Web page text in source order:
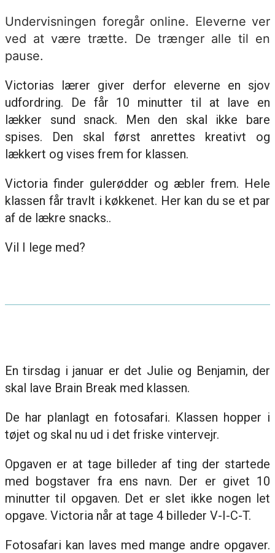
Undervisningen foregår online. Eleverne ver
ved at være trætte. De trænger alle til en
pause.
Victorias lærer giver derfor eleverne en sjov
udfordring. De får 10 minutter til at lave en
lækker sund snack. Men den skal ikke bare
spises. Den skal først anrettes kreativt og
lækkert og vises frem for klassen.
Victoria finder gulerødder og æbler frem. Hele
klassen får travlt i køkkenet. Her kan du se et par
af de lækre snacks..
Vil I lege med?
En tirsdag i januar er det Julie og Benjamin, der
skal lave Brain Break med klassen.
De har planlagt en fotosafari. Klassen hopper i
tøjet og skal nu ud i det friske vintervejr.
Opgaven er at tage billeder af ting der startede
med bogstaver fra ens navn. Der er givet 10
minutter til opgaven. Det er slet ikke nogen let
opgave. Victoria når at tage 4 billeder V-I-C-T.
Fotosafari kan laves med mange andre opgaver.